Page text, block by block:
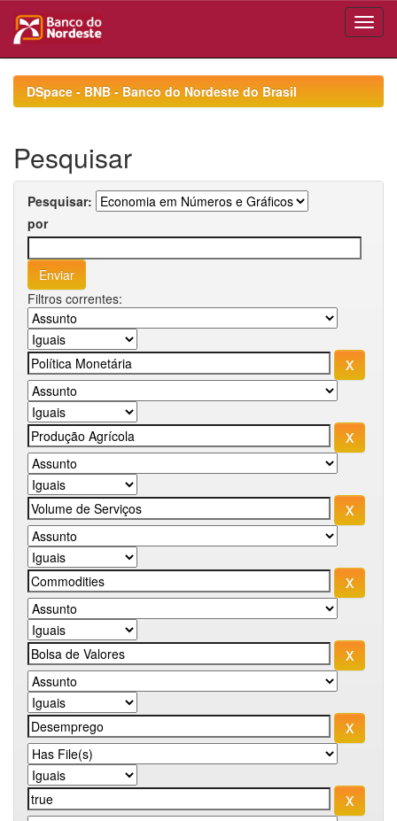
navigationDSpace - BNB - Banco do Nordeste do Brasil
Pesquisar
Pesquisar:
por
Filtros correntes: